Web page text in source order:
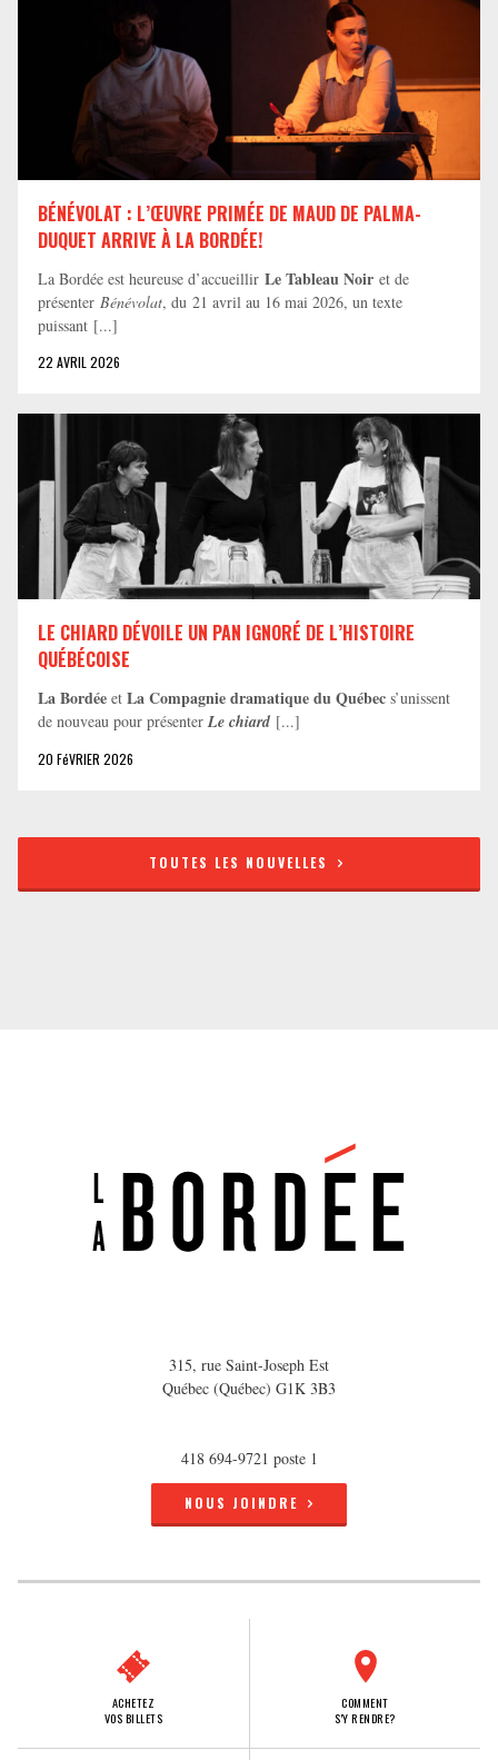
BÉNÉVOLAT : L’ŒUVRE PRIMÉE DE MAUD DE PALMA-
DUQUET ARRIVE À LA BORDÉE!
La Bordée est heureuse d’accueillir Le Tableau Noir et de
présenter Bénévolat, du 21 avril au 16 mai 2026, un texte
puissant [...]
22 AVRIL 2026
LE CHIARD DÉVOILE UN PAN IGNORÉ DE L’HISTOIRE
QUÉBÉCOISE
La Bordée et La Compagnie dramatique du Québec s’unissent
de nouveau pour présenter Le chiard [...]
20 FéVRIER 2026
TOUTES LES NOUVELLES
315, rue Saint-Joseph Est
Québec (Québec) G1K 3B3
418 694-9721 poste 1
NOUS JOINDRE
ACHETEZ
VOS BILLETS
COMMENT
S'Y RENDRE?